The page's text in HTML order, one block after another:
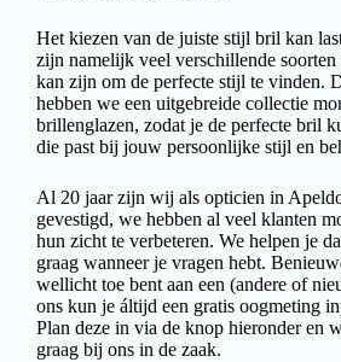
Het kiezen van de juiste stijl bril kan
zijn namelijk veel verschillende
kan zijn om de perfecte stijl te vinden.
hebben we een uitgebreide collectie
brillenglazen, zodat je de perfecte bril
die past bij jouw persoonlijke stijl en
Al 20 jaar zijn wij als opticien in
gevestigd, we hebben al veel klanten
hun zicht te verbeteren. We helpen je
graag wanneer je vragen hebt.
wellicht toe bent aan een (andere of
ons kun je áltijd een gratis oogmeting
Plan deze in via de knop hieronder en
graag bij ons in de zaak.